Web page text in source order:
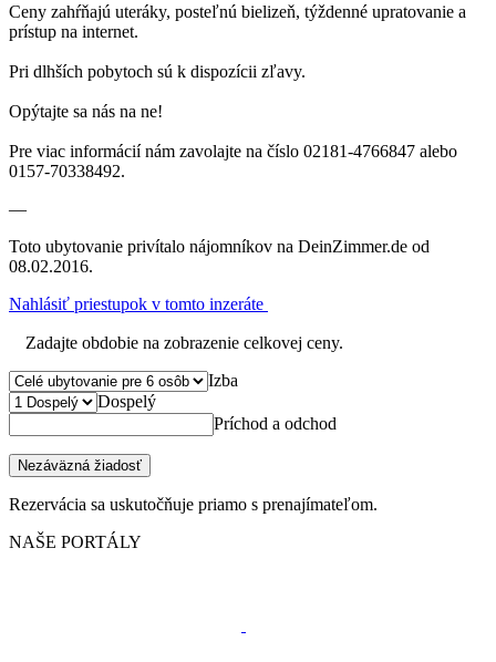
Ceny zahŕňajú uteráky, posteľnú bielizeň, týždenné upratovanie a
prístup na internet.
Pri dlhších pobytoch sú k dispozícii zľavy.
Opýtajte sa nás na ne!
Pre viac informácií nám zavolajte na číslo 02181-4766847 alebo
0157-70338492.
—
Toto ubytovanie privítalo nájomníkov na DeinZimmer.de od
08.02.2016.
Nahlásiť priestupok v tomto inzeráte
Zadajte obdobie na zobrazenie celkovej ceny.
Izba
Dospelý
Príchod a odchod
Nezáväzná žiadosť
Rezervácia sa uskutočňuje priamo s prenajímateľom.
NAŠE PORTÁLY